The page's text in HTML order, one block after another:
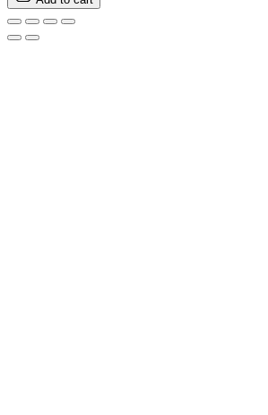
Kipas
Sisi
Plus